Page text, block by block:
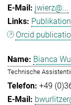
jwierz@...
Orcid
Bianca
Technische
+49